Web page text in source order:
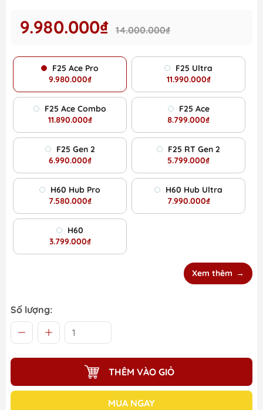
9.980.000₫ 14.000.000₫
F25 Ace Pro
9.980.000₫
F25 Ultra
11.990.000₫
F25 Ace Combo
11.890.000₫
F25 Ace
8.799.000₫
F25 Gen 2
6.990.000₫
F25 RT Gen 2
5.799.000₫
H60 Hub Pro
7.580.000₫
H60 Hub Ultra
7.990.000₫
H60
3.799.000₫
Xem thêm
Số lượng:
THÊM VÀO GIỎ
MUA NGAY